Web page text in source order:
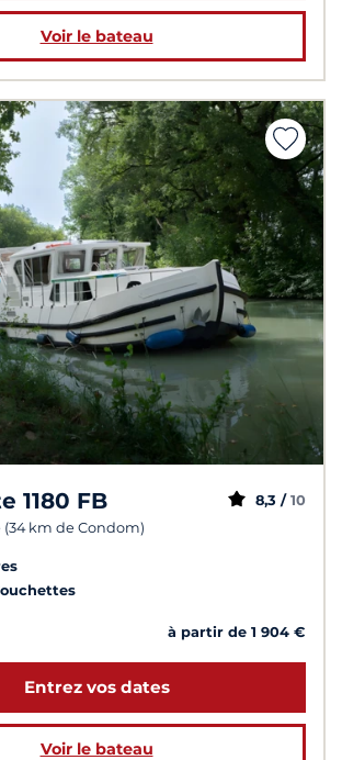
Voir le bateau
1180 FB
km de Condom)
8,3 / 10
à partir de 1 904 €
Entrez vos dates
Voir le bateau